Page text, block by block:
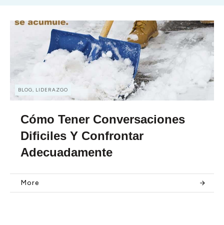
BLOG, LIDERAZGO
Cómo Tener Conversaciones
Dificiles Y Confrontar
Adecuadamente
More